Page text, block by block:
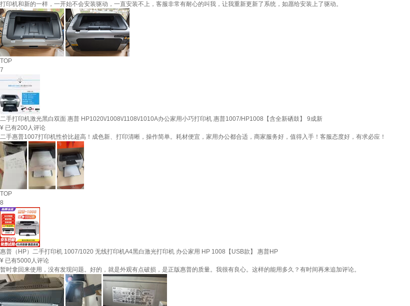
打印机和新的一样，一开始不会安装驱动，一直安装不上，客服非常有耐心的叫我，让我重新更新了系统，如愿给安装上了驱动。
TOP
7
二手打印机激光黑白双面 惠普 HP1020\/1008\/1108\/1010A办公家用小巧打印机 惠普1007/HP1008【含全新硒鼓】 9成新
¥ 已有200人评论
二手惠普1007打印机性价比超高！成色新、打印清晰，操作简单。耗材便宜，家用办公都合适，商家服务好，值得入手！客服态度好，有求必应！
TOP
8
惠普（HP）二手打印机 1007/1020 无线打印机A4黑白激光打印机 办公家用 HP 1008【USB款】 惠普HP
¥ 已有5000人评论
暂时拿回来使用，没有发现问题。好的，就是外观有点破损，是正版惠普的质量。我很有良心。这样的能用多久？有时间再来追加评论。